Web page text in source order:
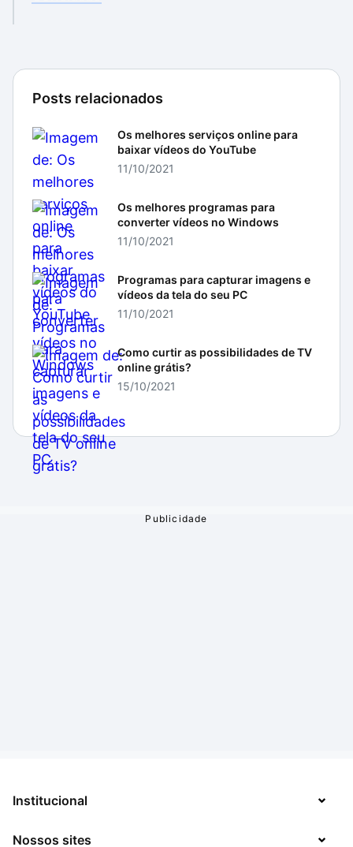
Posts relacionados
Os melhores serviços online para
baixar vídeos do YouTube
11/10/2021
Os melhores programas para
converter vídeos no Windows
11/10/2021
Programas para capturar imagens e
vídeos da tela do seu PC
11/10/2021
Como curtir as possibilidades de TV
online grátis?
15/10/2021
Institucional
Sobre
Nossos sites